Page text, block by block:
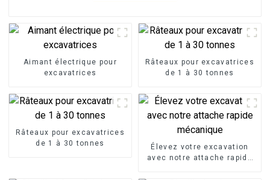
Aimant électrique pour
excavatrices
Râteaux pour excavatrices
de 1 à 30 tonnes
Râteaux pour excavatrices
de 1 à 30 tonnes
Élevez votre excavation
avec notre attache rapide